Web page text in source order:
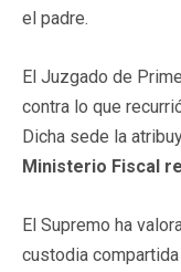
el padre.
El Juzgado de
contra lo que
Dicha sede la
Ministerio Fiscal
El Supremo ha
custodia